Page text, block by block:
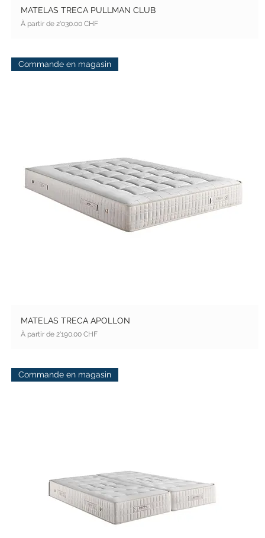
MATELAS TRECA PULLMAN CLUB
À partir de2'030.00 CHF
Prix promotionnel
Commande en magasin
MATELAS TRECA APOLLON
À partir de 2'190.00 CHF
Prix promotionnel
Commande en magasin